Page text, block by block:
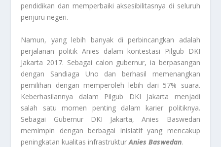
pendidikan dan memperbaiki aksesibilitasnya di seluruh
penjuru negeri.
Namun, yang lebih banyak di perbincangkan adalah
perjalanan politik Anies dalam kontestasi Pilgub DKI
Jakarta 2017. Sebagai calon gubernur, ia berpasangan
dengan Sandiaga Uno dan berhasil memenangkan
pemilihan dengan memperoleh lebih dari 57% suara.
Keberhasilannya dalam Pilgub DKI Jakarta menjadi
salah satu momen penting dalam karier politiknya.
Sebagai Gubernur DKI Jakarta, Anies Baswedan
memimpin dengan berbagai inisiatif yang mencakup
peningkatan kualitas infrastrukturAnies Baswedan.